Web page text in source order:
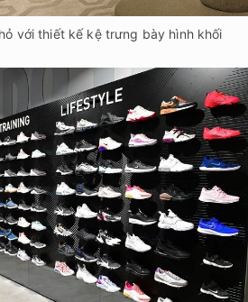
với thiết kế kệ trưng bày hình khối